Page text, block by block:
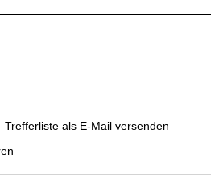
Trefferliste als E-Mail versenden